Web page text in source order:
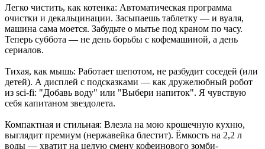
Легко чистить, как котенка: Автоматическая программа
очистки и декальцинации. Засыпаешь таблетку — и вуаля,
машина сама моется. Забудьте о мытье под краном по часу.
Теперь суббота — не день борьбы с кофемашиной, а день
сериалов.
Тихая, как мышь: Работает шепотом, не разбудит соседей (или
детей). А дисплей с подсказками — как дружелюбный робот
из sci-fi: "Добавь воду" или "Выбери напиток". Я чувствую
себя капитаном звездолета.
Компактная и стильная: Влезла на мою крошечную кухню,
выглядит премиум (нержавейка блестит). Ёмкость на 2,2 л
воды — хватит на целую смену кофеинового зомби-